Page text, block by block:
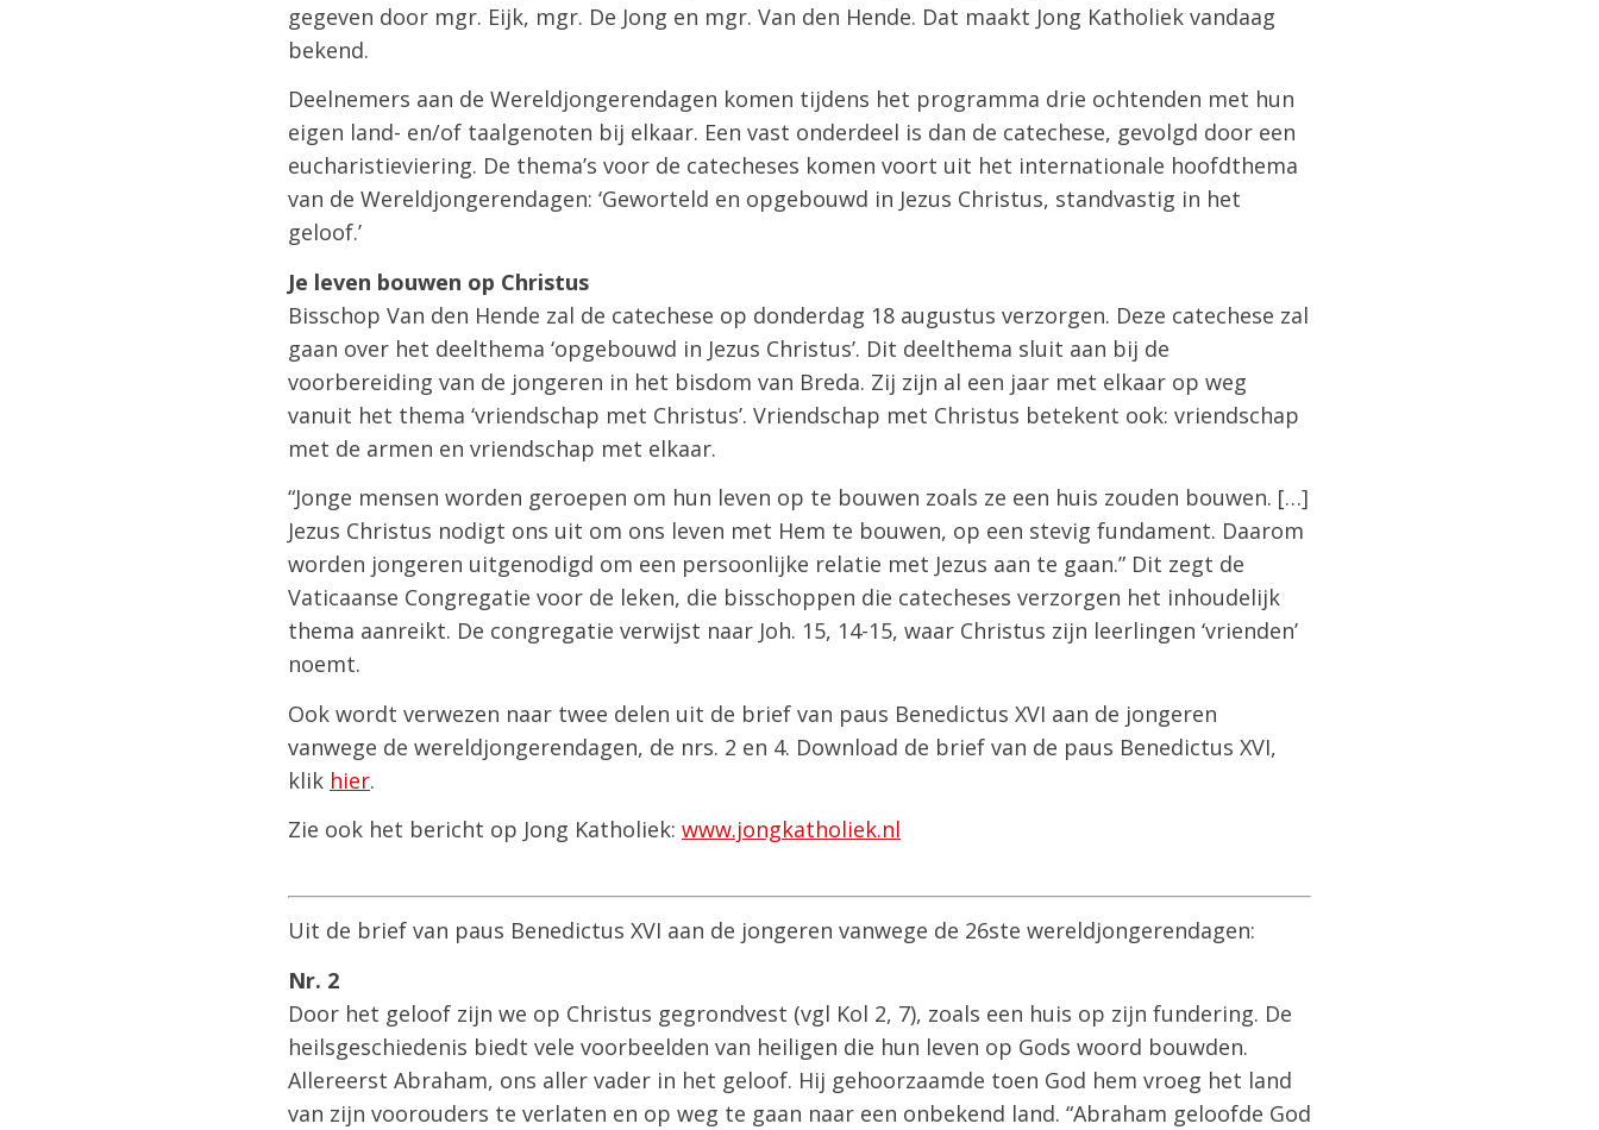
gegeven door mgr. Eijk, mgr. De Jong en mgr. Van den Hende. Dat maakt Jong Katholiek vandaag
bekend.
Deelnemers aan de Wereldjongerendagen komen tijdens het programma drie ochtenden met hun
eigen land- en/of taalgenoten bij elkaar. Een vast onderdeel is dan de catechese, gevolgd door een
eucharistieviering. De thema’s voor de catecheses komen voort uit het internationale hoofdthema
van de Wereldjongerendagen: ‘Geworteld en opgebouwd in Jezus Christus, standvastig in het
geloof.’
Je leven bouwen op Christus
Bisschop Van den Hende zal de catechese op donderdag 18 augustus verzorgen. Deze catechese zal
gaan over het deelthema ‘opgebouwd in Jezus Christus’. Dit deelthema sluit aan bij de
voorbereiding van de jongeren in het bisdom van Breda. Zij zijn al een jaar met elkaar op weg
vanuit het thema ‘vriendschap met Christus’. Vriendschap met Christus betekent ook: vriendschap
met de armen en vriendschap met elkaar.
“Jonge mensen worden geroepen om hun leven op te bouwen zoals ze een huis zouden bouwen. […]
Jezus Christus nodigt ons uit om ons leven met Hem te bouwen, op een stevig fundament. Daarom
worden jongeren uitgenodigd om een persoonlijke relatie met Jezus aan te gaan.” Dit zegt de
Vaticaanse Congregatie voor de leken, die bisschoppen die catecheses verzorgen het inhoudelijk
thema aanreikt. De congregatie verwijst naar Joh. 15, 14-15, waar Christus zijn leerlingen ‘vrienden’
noemt.
Ook wordt verwezen naar twee delen uit de brief van paus Benedictus XVI aan de jongeren
vanwege de wereldjongerendagen, de nrs. 2 en 4. Download de brief van de paus Benedictus XVI,
klik hier.
Zie ook het bericht op Jong Katholiek: www.jongkatholiek.nl
Uit de brief van paus Benedictus XVI aan de jongeren vanwege de 26ste wereldjongerendagen:
Nr. 2
Door het geloof zijn we op Christus gegrondvest (vgl Kol 2, 7), zoals een huis op zijn fundering. De
heilsgeschiedenis biedt vele voorbeelden van heiligen die hun leven op Gods woord bouwden.
Allereerst Abraham, ons aller vader in het geloof. Hij gehoorzaamde toen God hem vroeg het land
van zijn voorouders te verlaten en op weg te gaan naar een onbekend land. “Abraham geloofde God